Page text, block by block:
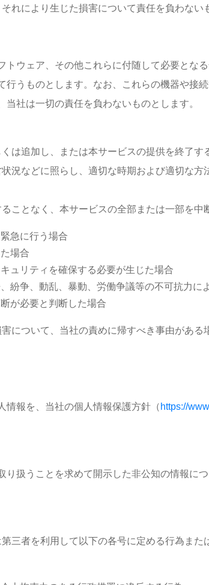
れにより生じた損害について責任を負わない
ウェア、その他これらに付随して必要とな
うものとします。なお、これらの機器や接
社は一切の責任を負わないものとします。
は追加し、または本サービスの提供を終了す
況などに照らし、適切な時期および適切な方
ことなく、本サービスの全部または一部を中
急に行う場合
場合
ュリティを確保する必要が生じた場合
紛争、動乱、暴動、労働争議等の不可抗力に
が必要と判断した場合
について、当社の責めに帰すべき事由がある
情報を、当社の個人情報保護方針（ https://
扱うことを求めて開示した非公知の情報に
三者を利用して以下の各号に定める行為また